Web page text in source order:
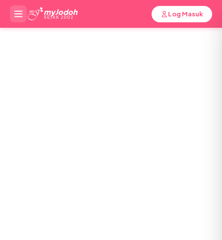
myJodoh
SEJAK 2002 Log Masuk